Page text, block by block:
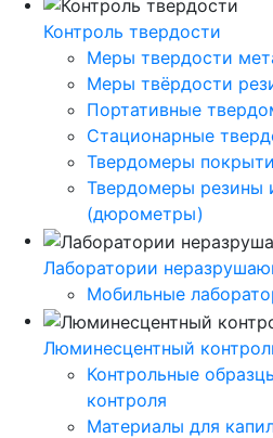
Контроль твердости
Меры твердости
Меры твёрдости
Портативные
Стационарные
Твердомеры
Твердомеры резины
(дюрометры)
Лаборатории
Мобильные
Люминесцентный
Контрольные
контроля
Материалы для